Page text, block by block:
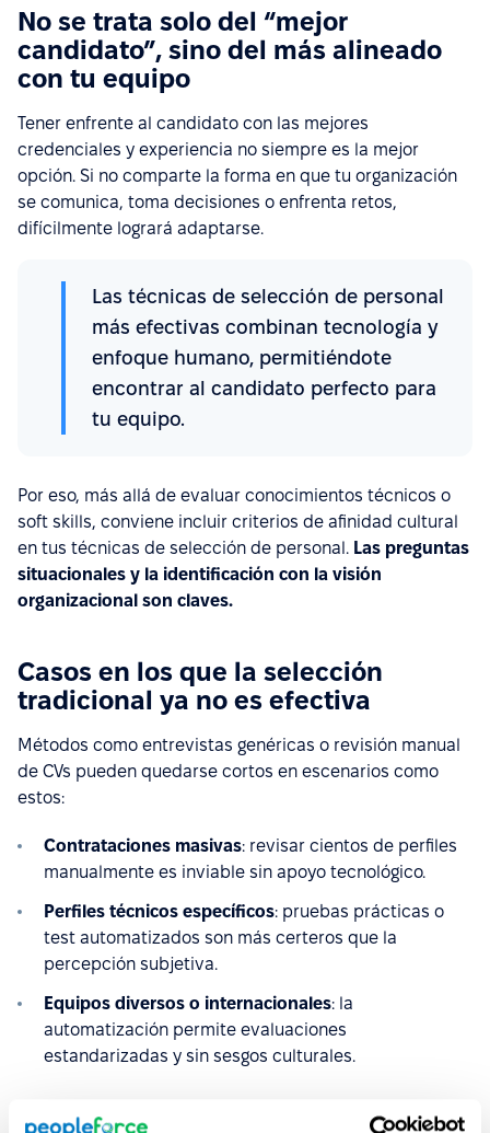
No se trata solo del “mejor
candidato”, sino del más alineado
con tu equipo
Tener enfrente al candidato con las mejores
credenciales y experiencia no siempre es la mejor
opción. Si no comparte la forma en que tu organización
se comunica, toma decisiones o enfrenta retos,
difícilmente logrará adaptarse.
Las técnicas de selección de personal
más efectivas combinan tecnología y
enfoque humano, permitiéndote
encontrar al candidato perfecto para
tu equipo.
Por eso, más allá de evaluar conocimientos técnicos o
soft skills, conviene incluir criterios de afinidad cultural
en tus técnicas de selección de personal. Las preguntas
situacionales y la identificación con la visión
organizacional son claves.
Casos en los que la selección
tradicional ya no es efectiva
Métodos como entrevistas genéricas o revisión manual
de CVs pueden quedarse cortos en escenarios como
estos:
Contrataciones masivas: revisar cientos de perfiles
manualmente es inviable sin apoyo tecnológico.
Perfiles técnicos específicos: pruebas prácticas o
test automatizados son más certeros que la
percepción subjetiva.
Equipos diversos o internacionales: la
automatización permite evaluaciones
estandarizadas y sin sesgos culturales.
En estos casos, actualizar tus técnicas de selección de